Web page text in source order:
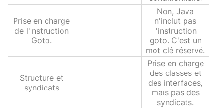
Prise en charge
de l'instruction
Goto.
Non, Java
n'inclut pas
l'instruction
goto. C'est un
mot clé réservé.
Structure et
syndicats
Prise en charge
des classes et
des interfaces,
mais pas des
syndicats.